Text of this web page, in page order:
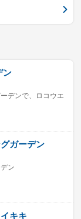
ン
デンで、ロコウエ
ガーデン
ン
キキ